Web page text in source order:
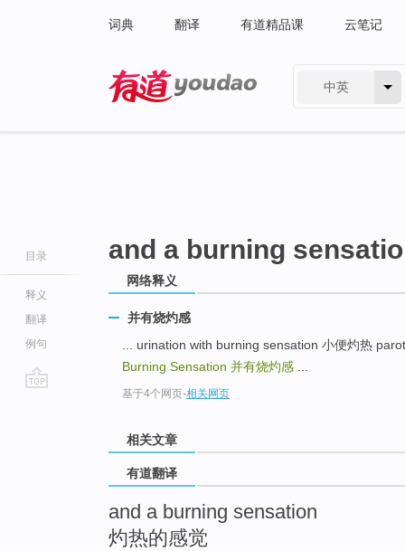
词典 翻译 有道精品课 云笔记
中英
目录
释义
翻译
例句
and a burning
网络释义
并有烧灼感
... urination with burning sensation 小便灼热
Burning Sensation 并有烧灼感
基于4个网页-相关网页
相关文章
有道翻译
and a burning sensation
灼热的感觉